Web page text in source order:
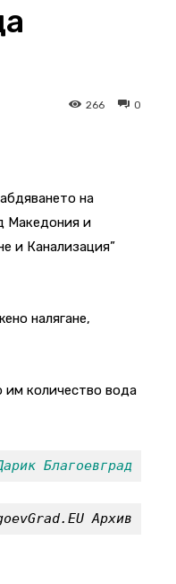
0
266
на
Македония и
и Канализация”
налягане,
им количество вода
Благоевград
Архив